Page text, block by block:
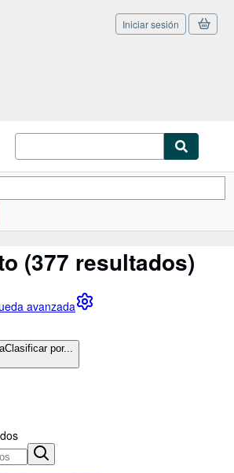
Iniciar sesión
(377 resultados)
avanzada
Clasificar por...